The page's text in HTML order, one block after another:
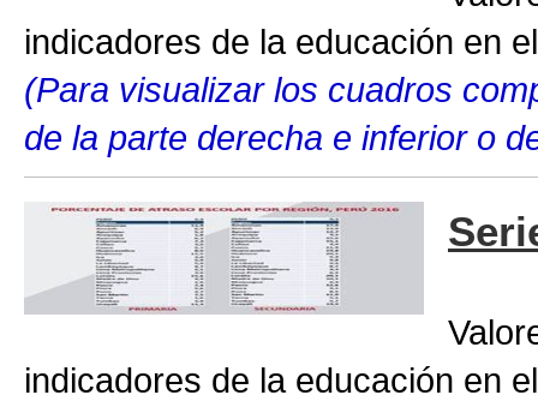
indicadores de la educación en
(Para visualizar los cuadros
de la parte derecha e inferior o
indicadores de la educación en